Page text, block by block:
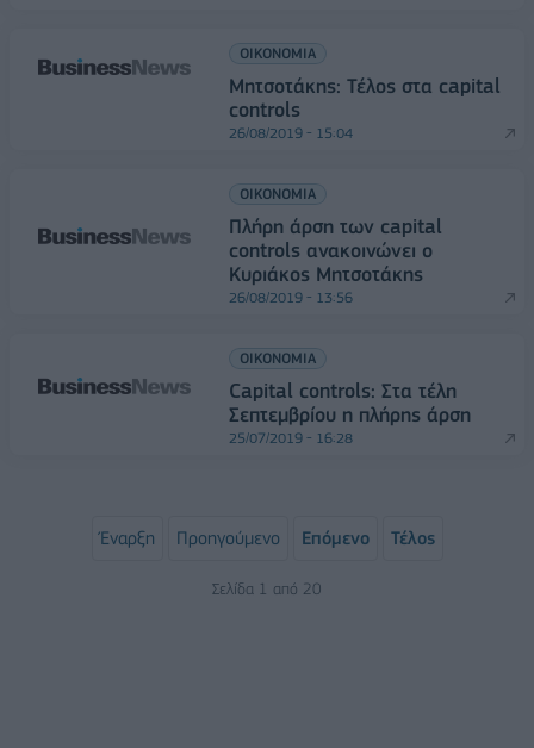
ΟΙΚΟΝΟΜΙΑ
Μητσοτάκης: Τέλος στα capital
controls
26/08/2019 - 15:04
ΟΙΚΟΝΟΜΙΑ
Πλήρη άρση των capital
controls ανακοινώνει ο
Κυριάκος Μητσοτάκης
26/08/2019 - 13:56
ΟΙΚΟΝΟΜΙΑ
Capital controls: Στα τέλη
Σεπτεμβρίου η πλήρης άρση
25/07/2019 - 16:28
Έναρξη Προηγούμενο Επόμενο Τέλος
Σελίδα 1 από 20